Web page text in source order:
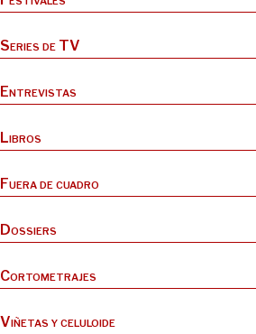
Series de TV
Entrevistas
Libros
Fuera de cuadro
Dossiers
Cortometrajes
Viñetas y celuloide